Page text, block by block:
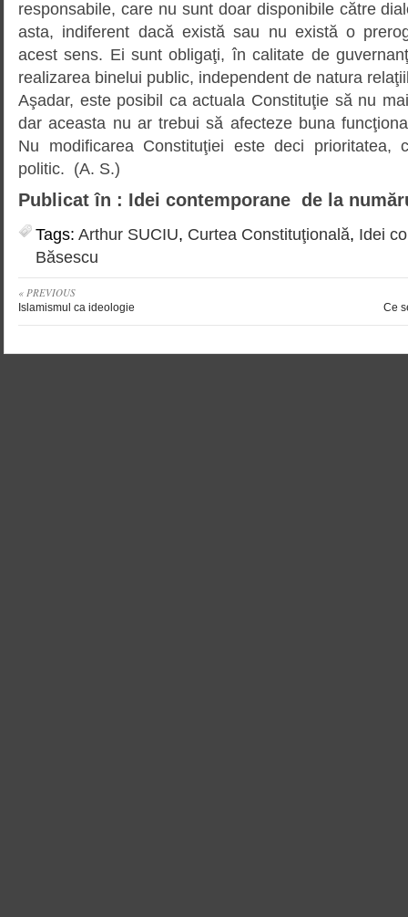
responsabile, care nu sunt doar dispo­nibile către
asta, indiferent dacă există sau nu există o
acest sens. Ei sunt obligaţi, în calitate de
realizarea binelui public, independent de natura
Aşadar, este posibil ca actuala Constituţie să nu
dar aceasta nu ar trebui să afecteze buna
Nu modificarea Consti­tu­ţiei este deci prioritatea,
politic. (A. S.)
Publicat în : Idei contemporane de la
Tags: Arthur SUCIU, Curtea Constituţională, Idei
Băsescu
« PREVIOUS
Islamismul ca ideologie Ce